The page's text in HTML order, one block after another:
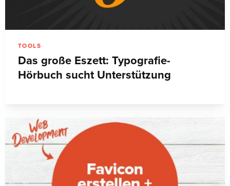
TOOLS
Das große Eszett: Typografie-
Hörbuch sucht Unterstützung